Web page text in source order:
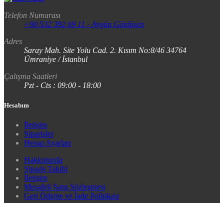
Telefon Numarası
+90 532 392 69 11 - Aygün Gönlüşen
Adres
Saray Mah. Site Yolu Cad. 2. Kısım No:8/46 34764
Ümraniye / İstanbul
Çalışma Saatleri
Pzt - Cts : 09:00 - 18:00
Hesabım
İletişim
Siparişler
Hesap Ayarları
Hakkımızda
Sipariş Takibi
İletişim
Mesafeli Satış Sözleşmesi
Geri Ödeme ve İade Politikası